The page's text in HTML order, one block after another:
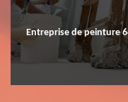
Entreprise de peinture